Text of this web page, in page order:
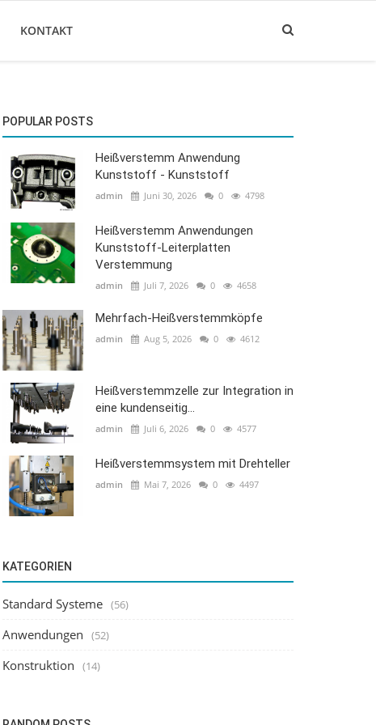
KONTAKT
POPULAR POSTS
Heißverstemm Anwendung
Kunststoff - Kunststoff
admin Juni 30, 2026 0 4798
Heißverstemm Anwendungen
Kunststoff-Leiterplatten
Verstemmung
admin Juli 7, 2026 0 4658
Mehrfach-Heißverstemmköpfe
admin Aug 5, 2026 0 4612
Heißverstemmzelle zur Integration in
eine kundenseitig...
admin Juli 6, 2026 0 4577
Heißverstemmsystem mit Drehteller
admin Mai 7, 2026 0 4497
KATEGORIEN
Standard Systeme (56)
Anwendungen (52)
Konstruktion (14)